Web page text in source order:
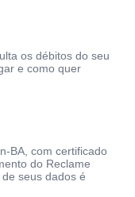
os débitos do seu
e como quer
BA, com certificado
do Reclame
seus dados é